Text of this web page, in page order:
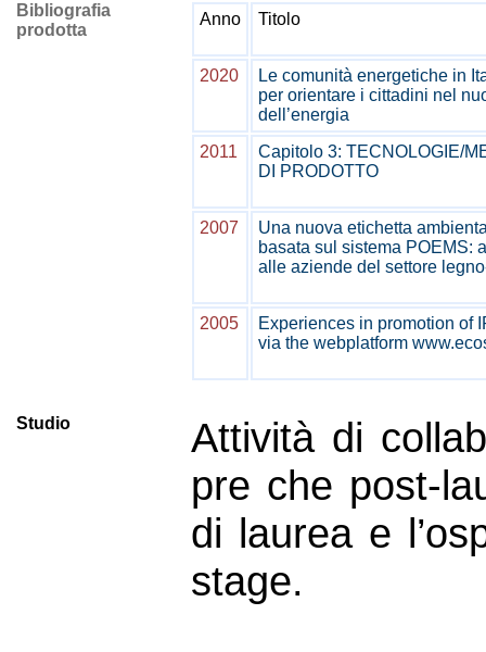
Bibliografia
prodotta
Anno Titolo
2020
Le comunità energetiche in
per orientare i cittadini nel
dell’energia
2011
Capitolo 3: TECNOLOGIE/
DI PRODOTTO
2007
Una nuova etichetta
basata sul sistema POEMS:
alle aziende del settore
2005
Experiences in promotion of
via the webplatform
Studio
Attività di
pre che post-
di laurea e
stage.